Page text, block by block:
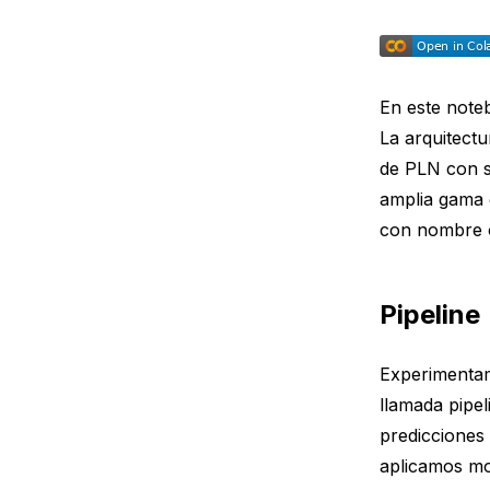
En este
La
de PLN con
amplia
con nombre
Pipeline
llamada
aplicamos